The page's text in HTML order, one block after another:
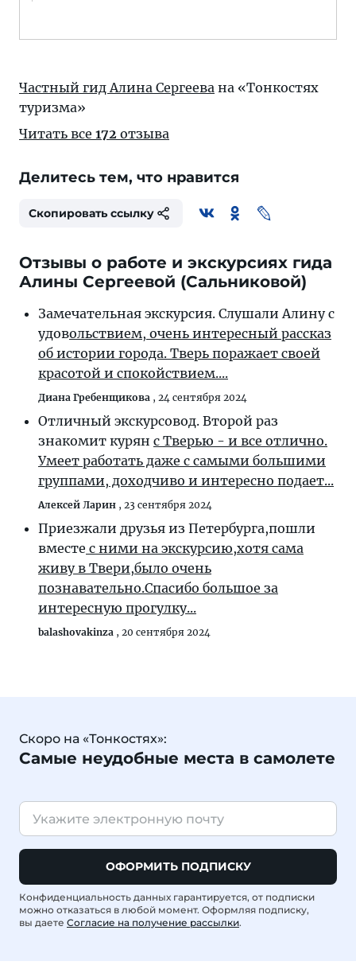
Частный гид Алина Сергеева на «Тонкостях
туризма»
Читать все 172 отзыва
Делитесь тем, что нравится
Скопировать ссылку
Отзывы о работе и экскурсиях гида
Алины Сергеевой (Сальниковой)
Замечательная экскурсия. Слушали Алину с
удовольствием, очень интересный рассказ
об истории города. Тверь поражает своей
красотой и спокойствием....
Диана Гребенщикова , 24 сентября 2024
Отличный экскурсовод. Второй раз
знакомит курян с Тверью - и все отлично.
Умеет работать даже с самыми большими
группами, доходчиво и интересно подает...
Алексей Ларин , 23 сентября 2024
Приезжали друзья из Петербурга,пошли
вместе с ними на экскурсию,хотя сама
живу в Твери,было очень
познавательно.Спасибо большое за
интересную прогулку...
balashovakinza , 20 сентября 2024
Скоро на «Тонкостях»:
Самые неудобные места в самолете
ОФОРМИТЬ ПОДПИСКУ
Конфиденциальность данных гарантируется, от подписки
можно отказаться в любой момент. Оформляя подписку,
вы даете Согласие на получение рассылки.